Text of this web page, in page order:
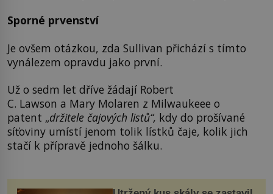
Sporné prvenství
Je ovšem otázkou, zda Sullivan přichází s tímto
vynálezem opravdu jako první.
Už o sedm let dříve žádají Robert
C. Lawson a Mary Molaren z Milwaukeee o
patent „držitele čajových listů“, kdy do prošívané
síťoviny umístí jenom tolik lístků čaje, kolik jich
stačí k přípravě jednoho šálku.